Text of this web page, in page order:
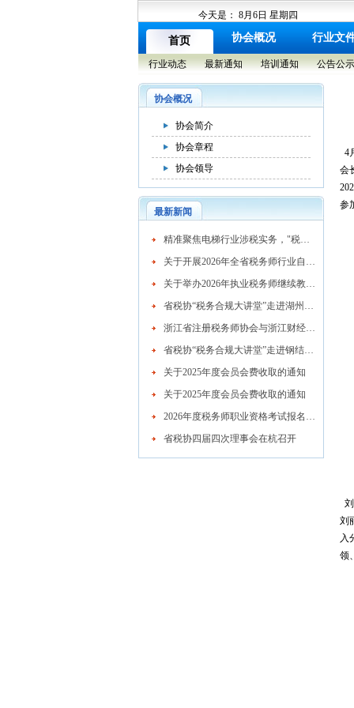
今天是： 8月6日 星期四
首页 协会概况 行业文
行业动态 最新通知 培训通知 公告公示
协会概况
协会简介
协会章程
协会领导
最新新闻
​精准聚焦电梯行业涉税实务，"税务合规大讲堂"走进湖州市电梯行业协会
关于开展2026年全省税务师行业自律检查工作的通知
关于举办2026年执业税务师继续教育网络培训班的通知
省税协“税务合规大讲堂”走进湖州混凝土行业
浙江省注册税务师协会与浙江财经大学续签战略合作协议 共育高素质税务人才
省税协“税务合规大讲堂”走进钢结构行业协会精准赋能企业高质量发展
关于2025年度会员会费收取的通知
关于2025年度会员会费收取的通知
2026年度税务师职业资格考试报名公告
省税协四届四次理事会在杭召开
4
会
参
刘
入
领